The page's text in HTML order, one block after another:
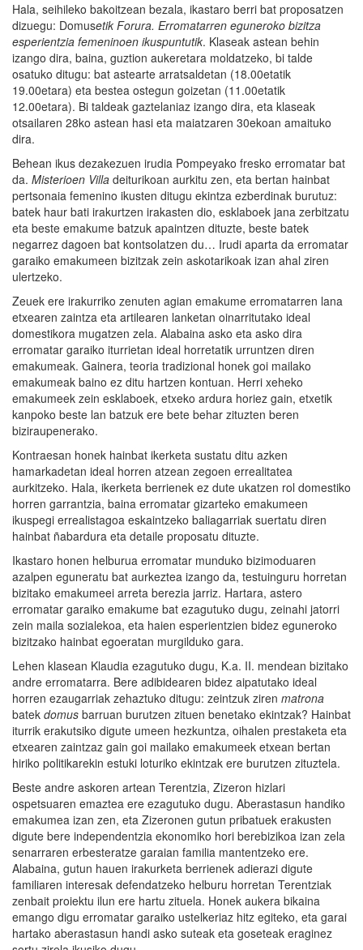
Hala, seihileko bakoitzean bezala, ikastaro berri bat proposatzen
dizuegu: Domusetik Forura. Erromatarren eguneroko bizitza
esperientzia femeninoen ikuspuntutik. Klaseak astean behin
izango dira, baina, guztion aukeretara moldatzeko, bi talde
osatuko ditugu: bat astearte arratsaldetan (18.00etatik
19.00etara) eta bestea ostegun goizetan (11.00etatik
12.00etara). Bi taldeak gaztelaniaz izango dira, eta klaseak
otsailaren 28ko astean hasi eta maiatzaren 30ekoan amaituko
dira.
Behean ikus dezakezuen irudia Pompeyako fresko erromatar bat
da. Misterioen Villa deiturikoan aurkitu zen, eta bertan hainbat
pertsonaia femenino ikusten ditugu ekintza ezberdinak burutuz:
batek haur bati irakurtzen irakasten dio, esklaboek jana zerbitzatu
eta beste emakume batzuk apaintzen dituzte, beste batek
negarrez dagoen bat kontsolatzen du… Irudi aparta da erromatar
garaiko emakumeen bizitzak zein askotarikoak izan ahal ziren
ulertzeko.
Zeuek ere irakurriko zenuten agian emakume erromatarren lana
etxearen zaintza eta artilearen lanketan oinarritutako ideal
domestikora mugatzen zela. Alabaina asko eta asko dira
erromatar garaiko iturrietan ideal horretatik urruntzen diren
emakumeak. Gainera, teoria tradizional honek goi mailako
emakumeak baino ez ditu hartzen kontuan. Herri xeheko
emakumeek zein esklaboek, etxeko ardura horiez gain, etxetik
kanpoko beste lan batzuk ere bete behar zituzten beren
biziraupenerako.
Kontraesan honek hainbat ikerketa sustatu ditu azken
hamarkadetan ideal horren atzean zegoen errealitatea
aurkitzeko. Hala, ikerketa berrienek ez dute ukatzen rol domestiko
horren garrantzia, baina erromatar gizarteko emakumeen
ikuspegi errealistagoa eskaintzeko baliagarriak suertatu diren
hainbat ñabardura eta detaile proposatu dituzte.
Ikastaro honen helburua erromatar munduko bizimoduaren
azalpen eguneratu bat aurkeztea izango da, testuinguru horretan
bizitako emakumeei arreta berezia jarriz. Hartara, astero
erromatar garaiko emakume bat ezagutuko dugu, zeinahi jatorri
zein maila sozialekoa, eta haien esperientzien bidez eguneroko
bizitzako hainbat egoeratan murgilduko gara.
Lehen klasean Klaudia ezagutuko dugu, K.a. II. mendean bizitako
andre erromatarra. Bere adibidearen bidez aipatutako ideal
horren ezaugarriak zehaztuko ditugu: zeintzuk ziren matrona
batek domus barruan burutzen zituen benetako ekintzak? Hainbat
iturrik erakutsiko digute umeen hezkuntza, oihalen prestaketa eta
etxearen zaintzaz gain goi mailako emakumeek etxean bertan
hiriko politikarekin estuki loturiko ekintzak ere burutzen zituztela.
Beste andre askoren artean Terentzia, Zizeron hizlari
ospetsuaren emaztea ere ezagutuko dugu. Aberastasun handiko
emakumea izan zen, eta Zizeronen gutun pribatuek erakusten
digute bere independentzia ekonomiko hori berebizikoa izan zela
senarraren erbesteratze garaian familia mantentzeko ere.
Alabaina, gutun hauen irakurketa berrienek adierazi digute
familiaren interesak defendatzeko helburu horretan Terentziak
zenbait proiektu ilun ere hartu zituela. Honek aukera bikaina
emango digu erromatar garaiko ustelkeriaz hitz egiteko, eta garai
hartako aberastasun handi asko suteak eta goseteak eraginez